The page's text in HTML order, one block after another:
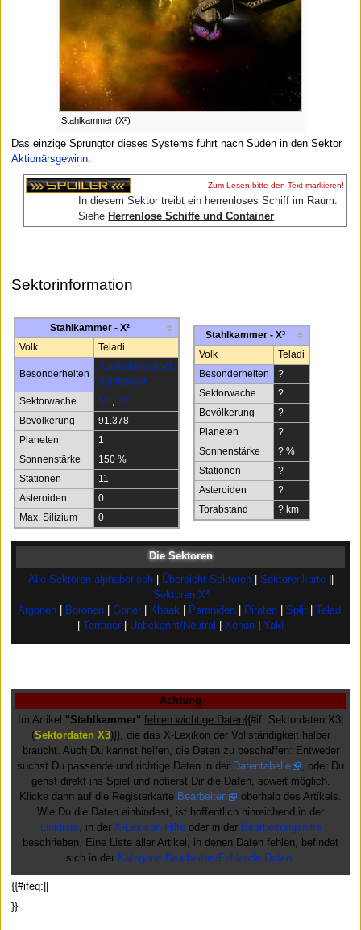
Stahlkammer (X²)
Das einzige Sprungtor dieses Systems führt nach Süden in den Sektor
Aktionärsgewinn.
Zum Lesen bitte den Text markieren!
In diesem Sektor treibt ein herrenloses Schiff im Raum.
Siehe Herrenlose Schiffe und Container
Sektorinformation
Stahlkammer - X²
Volk
Teladi
Besonderheiten
Ausrüstungsdock
Schiffswerft
Sektorwache
M1, M2
Bevölkerung
91.378
Planeten
1
Sonnenstärke
150 %
Stationen
11
Asteroiden
0
Max. Silizium
0
Stahlkammer - X³
Volk
Teladi
Besonderheiten
?
Sektorwache
?
Bevölkerung
?
Planeten
?
Sonnenstärke
? %
Stationen
?
Asteroiden
?
Torabstand
? km
Die Sektoren
Alle Sektoren alphabetisch| Übersicht Sektoren| Sektorenkarte||
Sektoren X²
Argonen
Boronen Goner Khaak Paraniden Piraten Split
Teladi
Terraner Unbekannt/Neutral Xenon Yaki
Achtung
Im Artikel "Stahlkammer" fehlen wichtige Daten{{#if: Sektordaten X3|
(Sektordaten X3)}}, die das X-Lexikon der Vollständigkeit halber
braucht. Auch Du kannst helfen, die Daten zu beschaffen: Entweder
suchst Du passende und richtige Daten in der Datentabelle
, oder Du
gehst direkt ins Spiel und notierst Dir die Daten, soweit möglich.
Klicke dann auf die Registerkarte Bearbeiten
oberhalb des Artikels.
Wie Du die Daten einbindest, ist hoffentlich hinreichend in der
Linkliste, in der X-Lexikon Hilfeoder in der Bearbeitungshilfe
beschrieben. Eine Liste aller Artikel, in denen Daten fehlen, befindet
sich in der Kategorie Bearbeiten/Fehlende Daten
{{#ifeq:||
}}